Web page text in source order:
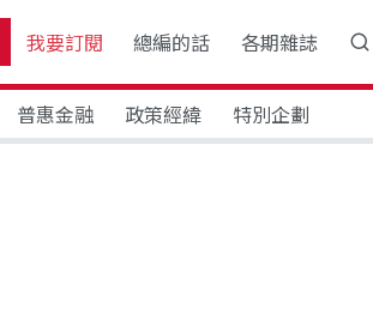
我要訂閱 總編的話 各期雜誌
普惠金融 政策經緯 特別企劃